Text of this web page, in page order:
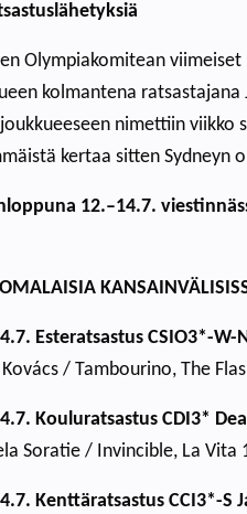
Olympiakomitean
kolmantena
nimettiin viikko
kertaa sitten Sydneyn
12.–14.7.
Esteratsastus CSIO3*-W-
/ Tambourino, The
Kouluratsastus CDI3*
Soratie / Invincible, La Vita
Kenttäratsastus CCI3*-S